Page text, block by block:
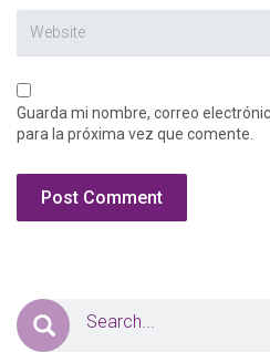
Guarda mi nombre, correo
para la próxima vez que comente.